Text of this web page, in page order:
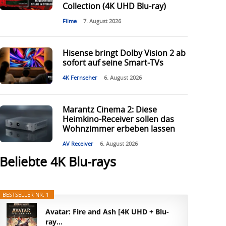
Collection (4K UHD Blu-ray)
Filme 7. August 2026
Hisense bringt Dolby Vision 2 ab
sofort auf seine Smart-TVs
4K Fernseher 6. August 2026
Marantz Cinema 2: Diese
Heimkino-Receiver sollen das
Wohnzimmer erbeben lassen
AV Receiver 6. August 2026
Beliebte 4K Blu-rays
BESTSELLER NR. 1
Avatar: Fire and Ash [4K UHD + Blu-
ray...